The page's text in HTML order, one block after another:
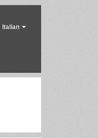
Italian